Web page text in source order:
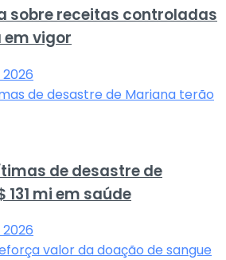
sobre receitas controladas
vigor
de desastre de
131 mi em saúde